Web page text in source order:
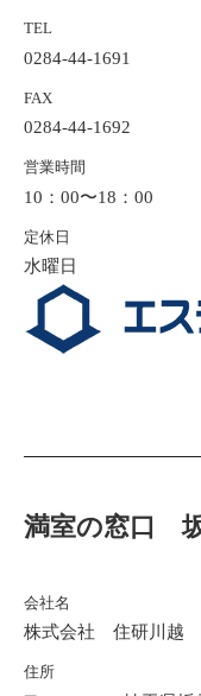
TEL
0284-44-1691
FAX
0284-44-1692
営業時間
10：00〜18：00
定休日
水曜日
満室の窓口
会社名
株式会社 住研川越
住所